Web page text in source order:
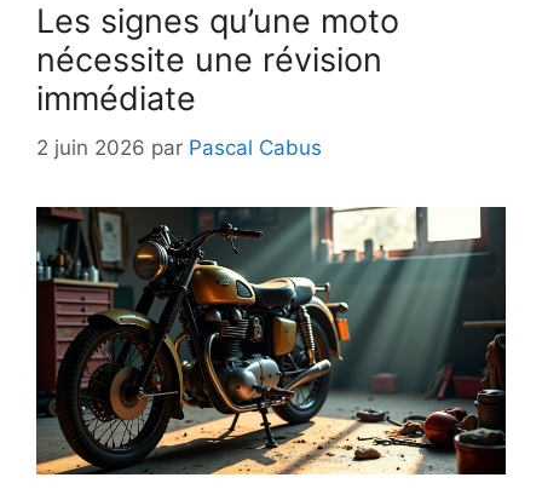
Les signes qu’une moto
nécessite une révision
immédiate
2 juin 2026 par Pascal Cabus